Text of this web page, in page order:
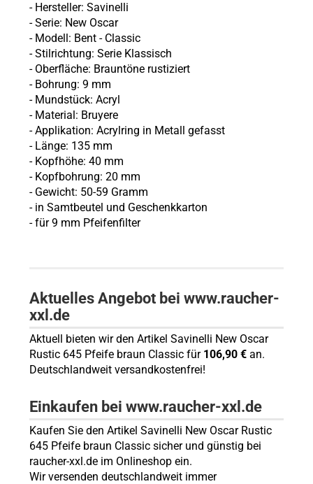
- Hersteller: Savinelli
- Serie: New Oscar
- Modell: Bent - Classic
- Stilrichtung: Serie Klassisch
- Oberfläche: Brauntöne rustiziert
- Bohrung: 9 mm
- Mundstück: Acryl
- Material: Bruyere
- Applikation: Acrylring in Metall gefasst
- Länge: 135 mm
- Kopfhöhe: 40 mm
- Kopfbohrung: 20 mm
- Gewicht: 50-59 Gramm
- in Samtbeutel und Geschenkkarton
- für 9 mm Pfeifenfilter
Aktuelles Angebot bei www.raucher-
xxl.de
Aktuell bieten wir den Artikel Savinelli New Oscar
Rustic 645 Pfeife braun Classic für 106,90 €an.
Deutschlandweit versandkostenfrei!
Einkaufen bei www.raucher-xxl.de
Kaufen Sie den Artikel Savinelli New Oscar Rustic
645 Pfeife braun Classic sicher und günstig bei
raucher-xxl.de im Onlineshop ein.
Wir versenden deutschlandweit immer